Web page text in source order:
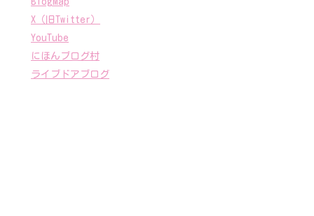
X（旧Twitter）
YouTube
にほんブログ村
ライブドアブログ